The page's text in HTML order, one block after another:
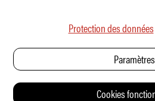
Protection des données
Paramètres
Cookies